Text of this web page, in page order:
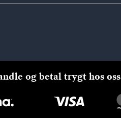
og betal trygt hos oss